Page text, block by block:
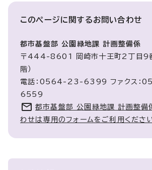
このページに関するお問い合わせ
都市基盤部 公園緑地課 計画整備係
〒444-8601 岡崎市十王町2丁目9
階）
電話：0564-23-6399 ファクス：
6559
都市基盤部 公園緑地課 計画整備
わせは専用のフォームをご利用くださ